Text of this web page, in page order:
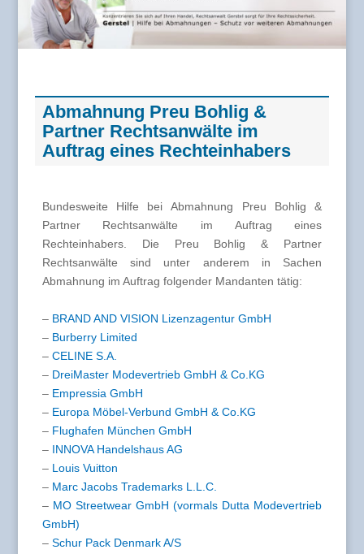
Abmahnung Preu Bohlig &
Partner Rechtsanwälte im
Auftrag eines Rechteinhabers
Bundesweite Hilfe bei Abmahnung Preu Bohlig &
Partner Rechtsanwälte im Auftrag eines
Rechteinhabers. Die Preu Bohlig & Partner
Rechtsanwälte sind unter anderem in Sachen
Abmahnung im Auftrag folgender Mandanten tätig:
– BRAND AND VISION Lizenzagentur GmbH
– Burberry Limited
– CELINE S.A.
– DreiMaster Modevertrieb GmbH & Co.KG
– Empressia GmbH
– Europa Möbel-Verbund GmbH & Co.KG
– Flughafen München GmbH
– INNOVA Handelshaus AG
– Louis Vuitton
– Marc Jacobs Trademarks L.L.C.
– MO Streetwear GmbH (vormals Dutta Modevertrieb
GmbH)
– Schur Pack Denmark A/S